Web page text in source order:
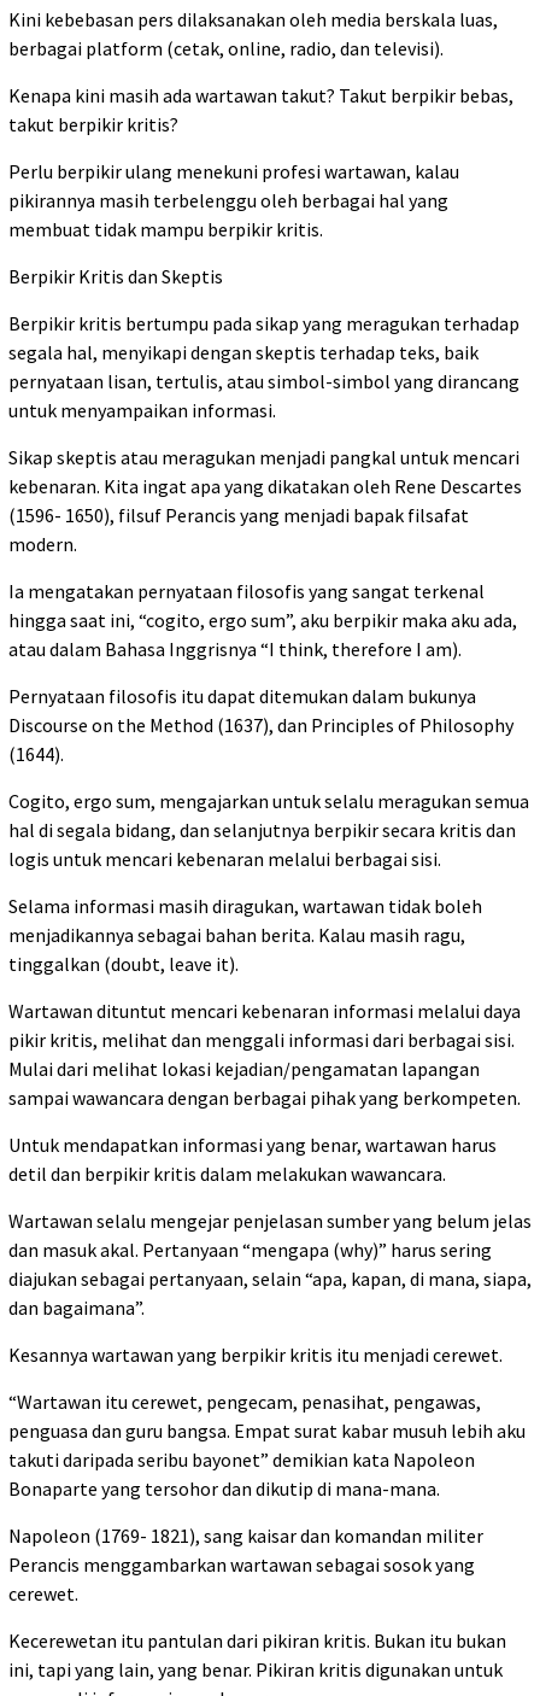
Kini kebebasan pers dilaksanakan oleh media berskala luas,
berbagai platform (cetak, online, radio, dan televisi).
Kenapa kini masih ada wartawan takut? Takut berpikir bebas,
takut berpikir kritis?
Perlu berpikir ulang menekuni profesi wartawan, kalau
pikirannya masih terbelenggu oleh berbagai hal yang
membuat tidak mampu berpikir kritis.
Berpikir Kritis dan Skeptis
Berpikir kritis bertumpu pada sikap yang meragukan terhadap
segala hal, menyikapi dengan skeptis terhadap teks, baik
pernyataan lisan, tertulis, atau simbol-simbol yang dirancang
untuk menyampaikan informasi.
Sikap skeptis atau meragukan menjadi pangkal untuk mencari
kebenaran. Kita ingat apa yang dikatakan oleh Rene Descartes
(1596- 1650), filsuf Perancis yang menjadi bapak filsafat
modern.
Ia mengatakan pernyataan filosofis yang sangat terkenal
hingga saat ini, “cogito, ergo sum”, aku berpikir maka aku ada,
atau dalam Bahasa Inggrisnya “I think, therefore I am).
Pernyataan filosofis itu dapat ditemukan dalam bukunya
Discourse on the Method (1637), dan Principles of Philosophy
(1644).
Cogito, ergo sum, mengajarkan untuk selalu meragukan semua
hal di segala bidang, dan selanjutnya berpikir secara kritis dan
logis untuk mencari kebenaran melalui berbagai sisi.
Selama informasi masih diragukan, wartawan tidak boleh
menjadikannya sebagai bahan berita. Kalau masih ragu,
tinggalkan (doubt, leave it).
Wartawan dituntut mencari kebenaran informasi melalui daya
pikir kritis, melihat dan menggali informasi dari berbagai sisi.
Mulai dari melihat lokasi kejadian/pengamatan lapangan
sampai wawancara dengan berbagai pihak yang berkompeten.
Untuk mendapatkan informasi yang benar, wartawan harus
detil dan berpikir kritis dalam melakukan wawancara.
Wartawan selalu mengejar penjelasan sumber yang belum jelas
dan masuk akal. Pertanyaan “mengapa (why)” harus sering
diajukan sebagai pertanyaan, selain “apa, kapan, di mana, siapa,
dan bagaimana”.
Kesannya wartawan yang berpikir kritis itu menjadi cerewet.
“Wartawan itu cerewet, pengecam, penasihat, pengawas,
penguasa dan guru bangsa. Empat surat kabar musuh lebih aku
takuti daripada seribu bayonet” demikian kata Napoleon
Bonaparte yang tersohor dan dikutip di mana-mana.
Napoleon (1769- 1821), sang kaisar dan komandan militer
Perancis menggambarkan wartawan sebagai sosok yang
cerewet.
Kecerewetan itu pantulan dari pikiran kritis. Bukan itu bukan
ini, tapi yang lain, yang benar. Pikiran kritis digunakan untuk